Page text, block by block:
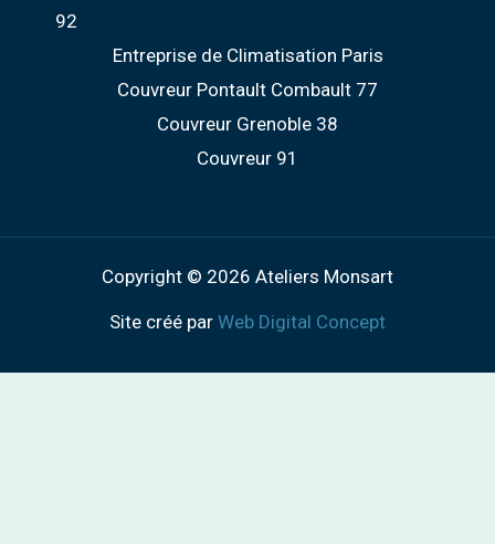
92
Entreprise de Climatisation Paris
Couvreur Pontault Combault 77
Couvreur Grenoble 38
Couvreur 91
Copyright © 2026 Ateliers Monsart
Site créé par Web Digital Concept